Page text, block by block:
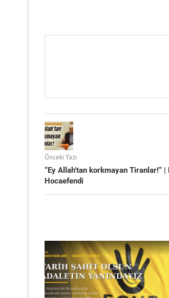
Önceki Yazı
“Ey Allah’tan korkmayan Tiranlar!“
Hocaefendi